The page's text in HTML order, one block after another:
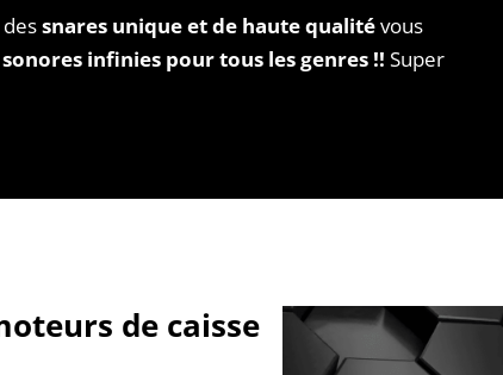
snares unique et de haute qualitévous
infinies pour tous les genres !! Super
de caisse